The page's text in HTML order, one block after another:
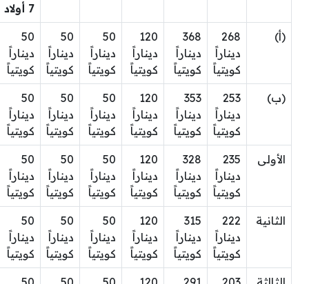
7 أولاد
(أ)
268
ديناراً
كويتياً
368
ديناراً
كويتياً
120
ديناراً
كويتياً
50
ديناراً
كويتياً
50
ديناراً
كويتياً
50
ديناراً
كويتياً
(ب)
253
ديناراً
كويتياً
353
ديناراً
كويتياً
120
ديناراً
كويتياً
50
ديناراً
كويتياً
50
ديناراً
كويتياً
50
ديناراً
كويتياً
الأولى
235
ديناراً
كويتياً
328
ديناراً
كويتياً
120
ديناراً
كويتياً
50
ديناراً
كويتياً
50
ديناراً
كويتياً
50
ديناراً
كويتياً
الثانية
222
ديناراً
كويتياً
315
ديناراً
كويتياً
120
ديناراً
كويتياً
50
ديناراً
كويتياً
50
ديناراً
كويتياً
50
ديناراً
كويتياً